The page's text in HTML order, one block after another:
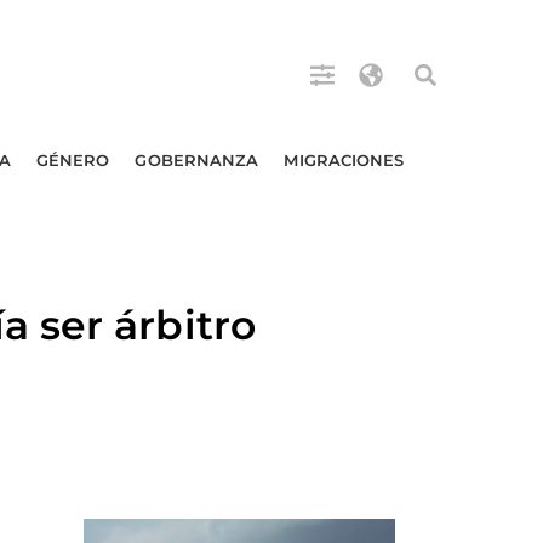
GÉNERO GOBERNANZA MIGRACIONES
ser árbitro